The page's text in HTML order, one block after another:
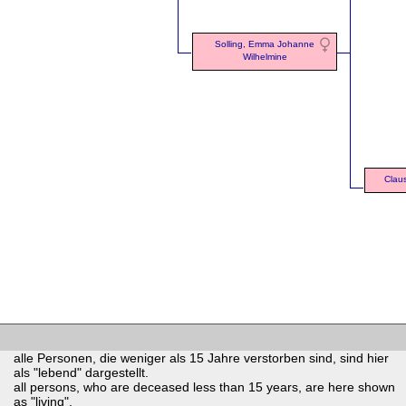
Solling, Emma Johanne
Wilhelmine
alle Personen, die weniger als 15 Jahre verstorben sind, sind hier
als "lebend" dargestellt.
all persons, who are deceased less than 15 years, are here shown
as "living".